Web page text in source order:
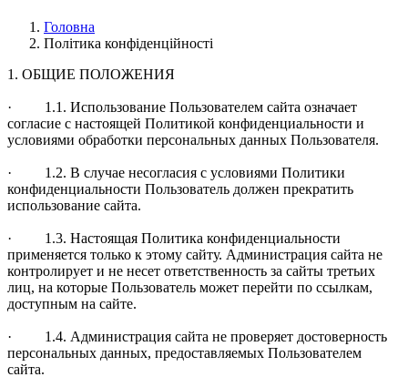
Головна
Політика конфіденційності
1. ОБЩИЕ ПОЛОЖЕНИЯ
· 1.1. Использование Пользователем сайта означает
согласие с настоящей Политикой конфиденциальности и
условиями обработки персональных данных Пользователя.
· 1.2. В случае несогласия с условиями Политики
конфиденциальности Пользователь должен прекратить
использование сайта.
· 1.3. Настоящая Политика конфиденциальности
применяется только к этому сайту. Администрация сайта не
контролирует и не несет ответственность за сайты третьих
лиц, на которые Пользователь может перейти по ссылкам,
доступным на сайте.
· 1.4. Администрация сайта не проверяет достоверность
персональных данных, предоставляемых Пользователем
сайта.